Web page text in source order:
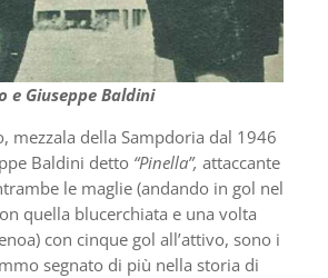
e Giuseppe Baldini
mezzala della Sampdoria dal 1946
Baldini detto “Pinella”, attaccante
le maglie (andando in gol nel
quella blucerchiata e una volta
con cinque gol all’attivo, sono i
segnato di più nella storia di